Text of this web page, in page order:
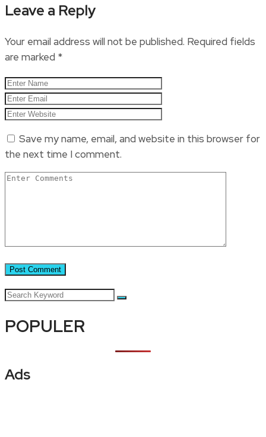
Leave a Reply
Your email address will not be published. Required fields
are marked *
Save my name, email, and website in this browser for
the next time I comment.
POPULER
Ads